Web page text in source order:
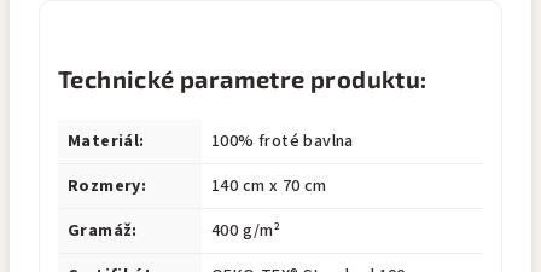
Technické parametre produktu:
Materiál:
100% froté bavlna
Rozmery:
140 cm x 70 cm
Gramáž:
400 g/m²